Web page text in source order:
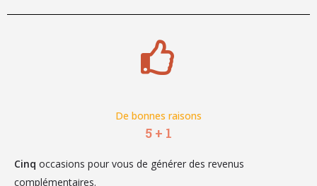
De bonnes raisons
5 + 1
Cinq occasions pour vous de générer des revenus
complémentaires.